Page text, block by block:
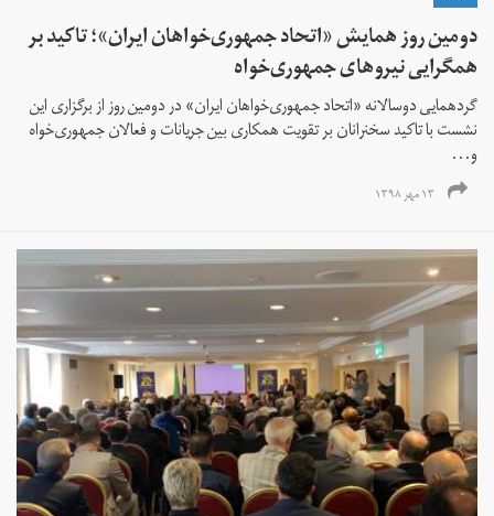
دومین روز همایش «اتحاد جمهوری‌خواهان ایران»؛ تاکید بر
همگرایی نیروهای جمهوری‌خواه
گردهمایی دوسالانه «اتحاد جمهوری‌خواهان ایران»‌ در دومین روز از برگزاری این
نشست با تاکید سخنرانان بر تقویت همکاری بین جریانات و فعالان جمهوری‌خواه
و...
۱۳ مهر ۱۳۹۸